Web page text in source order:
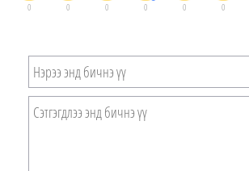
0 0 0 0 0 0